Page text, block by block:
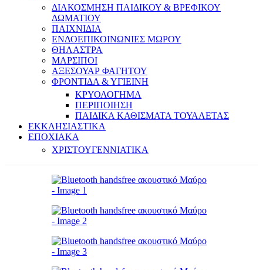
ΔΙΑΚΟΣΜΗΣΗ ΠΑΙΔΙΚΟΥ & ΒΡΕΦΙΚΟΥ
ΔΩΜΑΤΙΟΥ
ΠΑΙΧΝΙΔΙΑ
ΕΝΔΟΕΠΙΚΟΙΝΩΝΙΕΣ ΜΩΡΟΥ
ΘΗΛΑΣΤΡΑ
ΜΑΡΣΙΠΟΙ
ΑΞΕΣΟΥΑΡ ΦΑΓΗΤΟΥ
ΦΡΟΝΤΙΔΑ & ΥΓΙΕΙΝΗ
ΚΡΥΟΛΟΓΗΜΑ
ΠΕΡΙΠΟΙΗΣΗ
ΠΑΙΔΙΚΑ ΚΑΘΙΣΜΑΤΑ ΤΟΥΑΛΕΤΑΣ
ΕΚΚΛΗΣΙΑΣΤΙΚΑ
ΕΠΟΧΙΑΚΑ
ΧΡΙΣΤΟΥΓΕΝΝΙΑΤΙΚΑ